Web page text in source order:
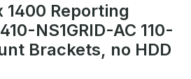
Reporting
NS1GRID-AC 110-
Brackets, no HDD